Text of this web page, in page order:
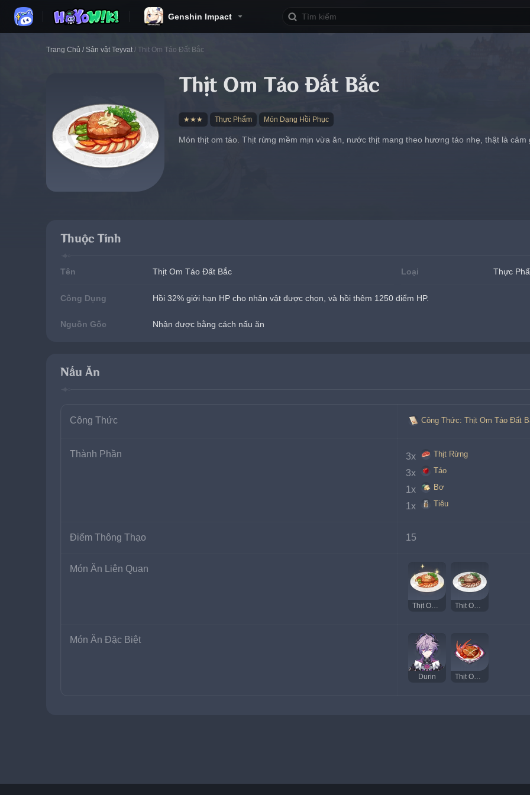
Genshin Impact
Trang Chủ / Sản vật Teyvat / Thịt Om Táo Đất Bắc
Thịt Om Táo Đất Bắc
★★★ Thực Phẩm Món Dạng Hồi Phục
Món thịt om táo. Thịt rừng mềm mịn vừa ăn, nước thịt mang theo hương táo nhẹ, thật là cảm
Thuộc Tính
Tên Thịt Om Táo Đất Bắc Loại Thực
Công Dụng Hồi 32% giới hạn HP cho nhân vật được chọn, và hồi thêm 1250 điểm HP.
Nguồn Gốc Nhận được bằng cách nấu ăn
Nấu Ăn
Công Thức Công Thức: Thịt Om Táo Đất
Thành Phần 3x Thịt Rừng
3x Táo
1x Bơ
1x Tiêu
Điểm Thông Thạo 15
Món Ăn Liên Quan
Thịt Om Táo Đất Bắc Ngon Thịt Om Táo Đất Bắc Kỳ Lạ
Món Ăn Đặc Biệt
Durin Thịt Om Táo (Bản Thử Nghiệm)